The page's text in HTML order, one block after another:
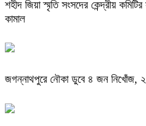
শহীদ জিয়া স্মৃতি সংসদের কেন্দ্রীয়
কামাল
জগন্নাথপুরে নৌকা ডুবে ৪ জন নিখোঁজ,